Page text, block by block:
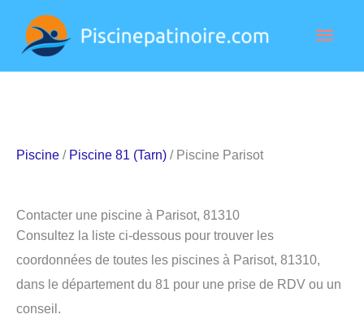
contenu
Piscine / Piscine 81 (Tarn) / Piscine Parisot
Contacter une piscine à Parisot, 81310
Consultez la liste ci-dessous pour trouver les
coordonnées de toutes les piscines à Parisot, 81310,
dans le département du 81 pour une prise de RDV ou un
conseil.